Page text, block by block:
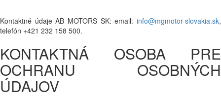
Kontaktné údaje AB MOTORS SK: email: info@mgmotor-slovakia.sk,
telefón +421 232 158 500.
KONTAKTNÁ OSOBA PRE
OCHRANU OSOBNÝCH
ÚDAJOV